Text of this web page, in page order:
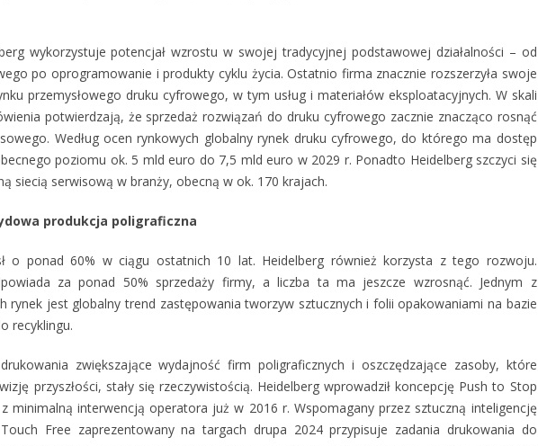
wykorzystuje potencjał wzrostu w swojej tradycyjnej podstawowej działalności – od
po oprogramowanie i produkty cyklu życia. Ostatnio firma znacznie rozszerzyła swoje
przemysłowego druku cyfrowego, w tym usług i materiałów eksploatacyjnych. W skali
potwierdzają, że sprzedaż rozwiązań do druku cyfrowego zacznie znacząco rosnąć
Według ocen rynkowych globalny rynek druku cyfrowego, do którego ma dostęp
poziomu ok. 5 mld euro do 7,5 mld euro w 2029 r. Ponadto Heidelberg szczyci się
siecią serwisową w branży, obecną w ok. 170 krajach.
produkcja poligraficzna
o ponad 60% w ciągu ostatnich 10 lat. Heidelberg również korzysta z tego rozwoju.
za ponad 50% sprzedaży firmy, a liczba ta ma jeszcze wzrosnąć. Jednym z
rynek jest globalny trend zastępowania tworzyw sztucznych i folii opakowaniami na bazie
recyklingu.
zwiększające wydajność firm poligraficznych i oszczędzające zasoby, które
przyszłości, stały się rzeczywistością. Heidelberg wprowadził koncepcję Push to Stop
minimalną interwencją operatora już w 2016 r. Wspomagany przez sztuczną inteligencję
Free zaprezentowany na targach drupa 2024 przypisuje zadania drukowania do